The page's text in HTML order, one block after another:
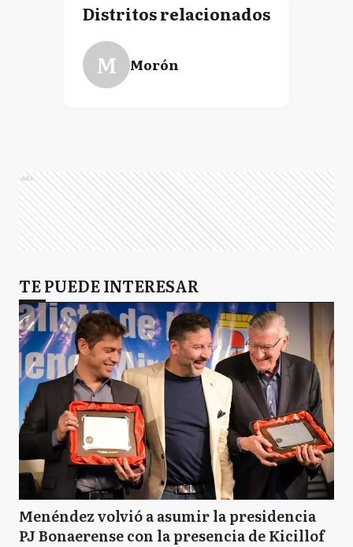
Distritos relacionados
M Morón
Ads
TE PUEDE INTERESAR
Menéndez volvió a asumir la presidencia
PJ Bonaerense con la presencia de Kicillof